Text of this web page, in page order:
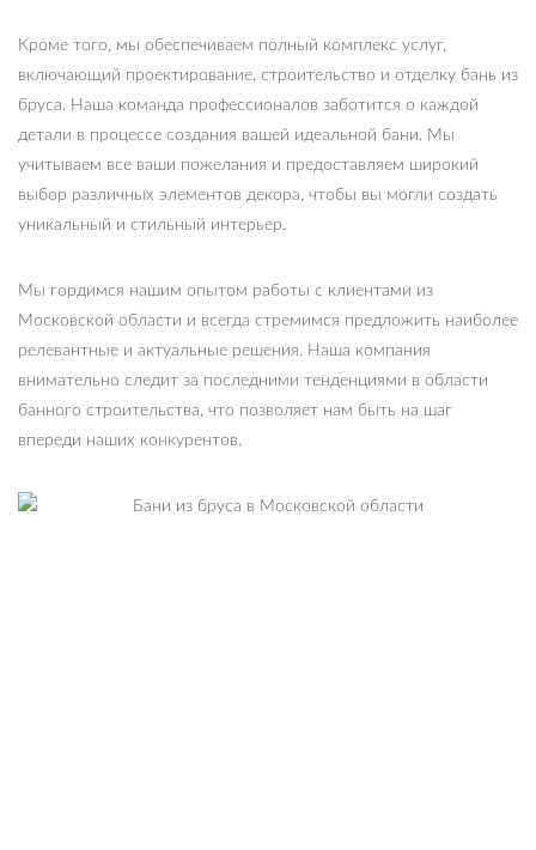
Кроме того, мы обеспечиваем полный комплекс услуг,
включающий проектирование, строительство и отделку бань из
бруса. Наша команда профессионалов заботится о каждой
детали в процессе создания вашей идеальной бани. Мы
учитываем все ваши пожелания и предоставляем широкий
выбор различных элементов декора, чтобы вы могли создать
уникальный и стильный интерьер.
Мы гордимся нашим опытом работы с клиентами из
Московской области и всегда стремимся предложить наиболее
релевантные и актуальные решения. Наша компания
внимательно следит за последними тенденциями в области
банного строительства, что позволяет нам быть на шаг
впереди наших конкурентов.